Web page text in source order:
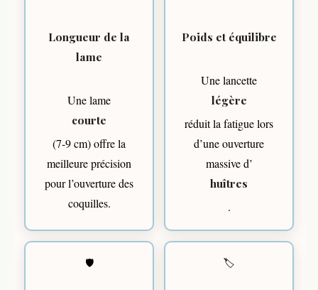
Longueur de la
lame
Une lame
courte
(7-9 cm) offre la
meilleure précision
pour l’ouverture des
coquilles.
Poids et équilibre
Une lancette
légère
réduit la fatigue lors
d’une ouverture
massive d’
huîtres
.
🛡️ 🏷️